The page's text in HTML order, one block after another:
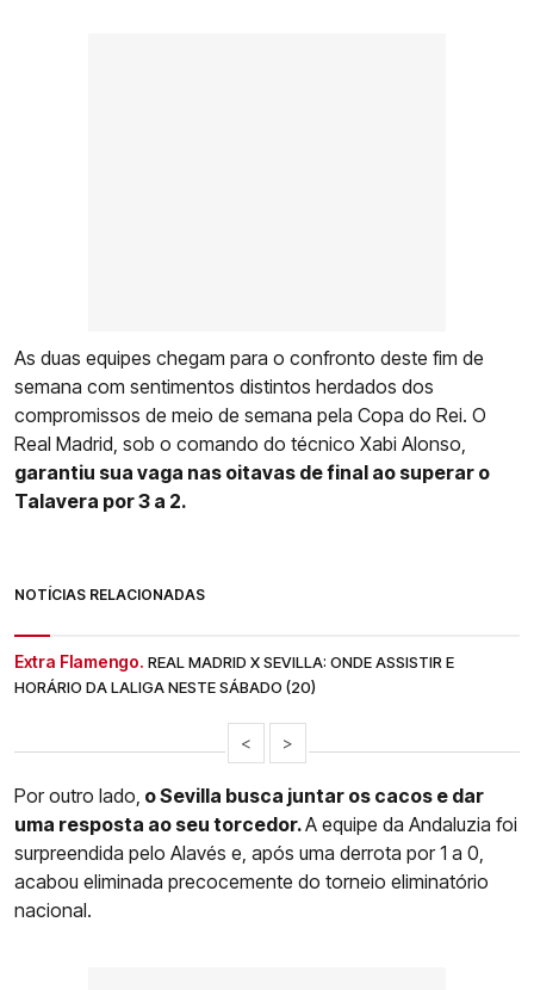
As duas equipes chegam para o confronto deste fim de
semana com sentimentos distintos herdados dos
compromissos de meio de semana pela Copa do Rei. O
Real Madrid, sob o comando do técnico Xabi Alonso,
garantiu sua vaga nas oitavas de final ao superar o
Talavera por 3 a 2.
NOTÍCIAS RELACIONADAS
Extra Flamengo. REAL MADRID X SEVILLA: ONDE ASSISTIR E
HORÁRIO DA LALIGA NESTE SÁBADO (20)
< >
Por outro lado, o Sevilla busca juntar os cacos e dar
uma resposta ao seu torcedor.A equipe da Andaluzia foi
surpreendida pelo Alavés e, após uma derrota por 1 a 0,
acabou eliminada precocemente do torneio eliminatório
nacional.